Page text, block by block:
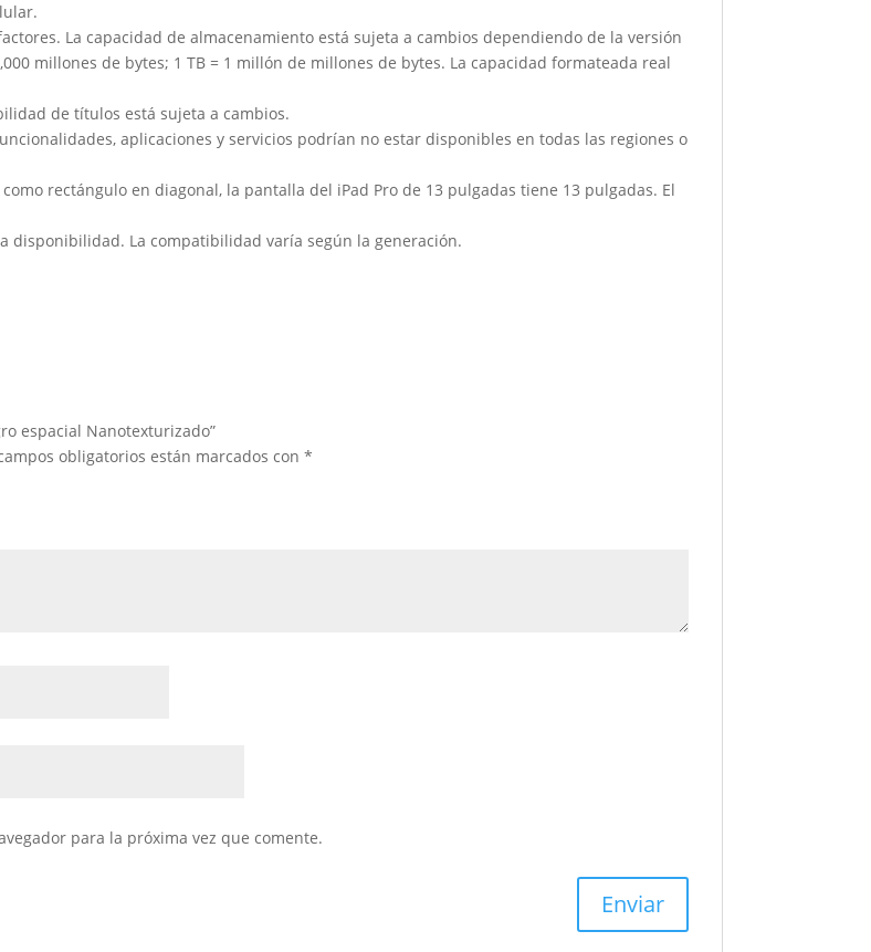
La capacidad de almacenamiento está sujeta a cambios dependiendo de la versión
millones de bytes; 1 TB = 1 millón de millones de bytes. La capacidad formateada real
de títulos está sujeta a cambios.
aplicaciones y servicios podrían no estar disponibles en todas las regiones o
rectángulo en diagonal, la pantalla del iPad Pro de 13 pulgadas tiene 13 pulgadas. El
disponibilidad. La compatibilidad varía según la generación.
espacial Nanotexturizado”
obligatorios están marcados con*
para la próxima vez que comente.